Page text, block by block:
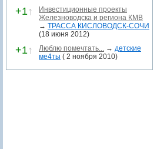
+1↑
Инвестиционные проекты
Железноводска и региона КМВ
→ ТРАССА КИСЛОВОДСК-СОЧИ
(18 июня 2012)
+1↑ Люблю помечтать... → детские
ме4ты ( 2 ноября 2010)